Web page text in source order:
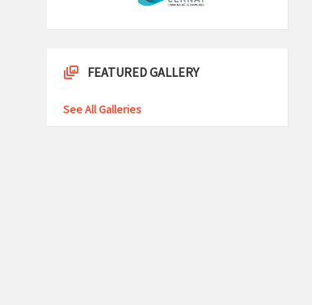
FEATURED GALLERY
See All Galleries